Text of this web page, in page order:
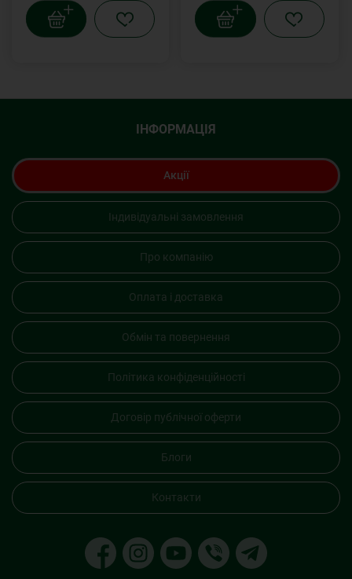
ІНФОРМАЦІЯ
Акції
Індивідуальні замовлення
Про компанію
Оплата і доставка
Обмін та повернення
Політика конфіденційності
Договір публічної оферти
Блоги
Контакти